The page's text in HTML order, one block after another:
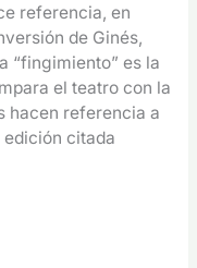
referencia, en
de Ginés,
“fingimiento” es la
el teatro con la
hacen referencia a
edición citada